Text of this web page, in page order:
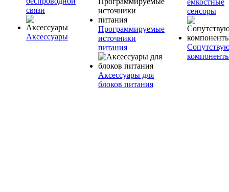
связи
Аксессуары
Программируемые
источники
питания
Аксессуары для
блоков питания
ёмкостные
сенсоры